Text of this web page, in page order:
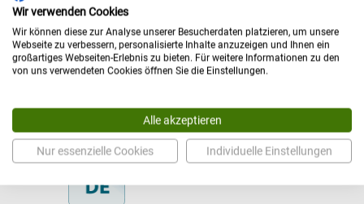
Sonderfarben möglich
Polsterbezug Abrieb, Martindale: ≥ 100.000 Zyklen, ≥
300.000 Zyklen
Wir verwenden Cookies
Wir können diese zur Analyse unserer Besucherdaten platzieren, um unsere
Webseite zu verbessern, personalisierte Inhalte anzuzeigen und Ihnen ein
großartiges Webseiten-Erlebnis zu bieten. Für weitere Informationen zu den
von uns verwendeten Cookies öffnen Sie die Einstellungen.
Alle akzeptieren
Nur essenzielle Cookies Individuelle Einstellungen